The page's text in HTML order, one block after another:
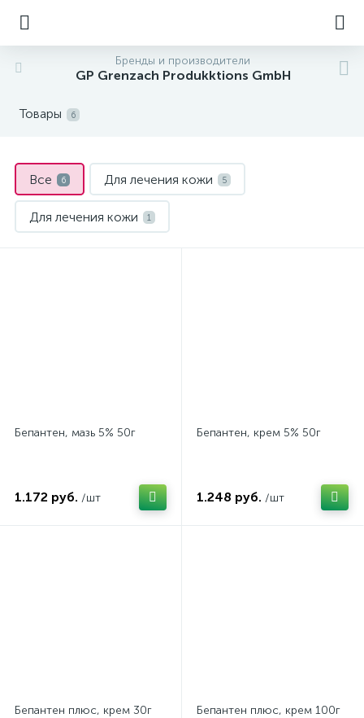
Бренды и производители
GP Grenzach Produkktions GmbH
Товары 6
Все 6 Для лечения кожи 5
Для лечения кожи 1
Бепантен, мазь 5% 50г
1.172 руб. /шт
Бепантен, крем 5% 50г
1.248 руб. /шт
Бепантен плюс, крем 30г Бепантен плюс, крем 100г